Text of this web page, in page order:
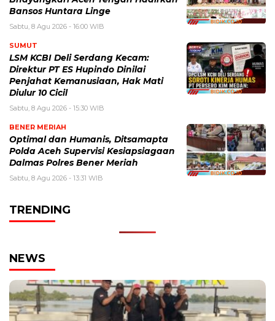
Bansos Huntara Linge
Sabtu, 8 Agu 2026 - 16:00 WIB
SUMUT
LSM KCBI Deli Serdang Kecam:
Direktur PT ES Hupindo Dinilai
Penjahat Kemanusiaan, Hak Mati
Diulur 10 Cicil
Sabtu, 8 Agu 2026 - 15:30 WIB
BENER MERIAH
Optimal dan Humanis, Ditsamapta
Polda Aceh Supervisi Kesiapsiagaan
Dalmas Polres Bener Meriah
Sabtu, 8 Agu 2026 - 13:31 WIB
TRENDING
NEWS